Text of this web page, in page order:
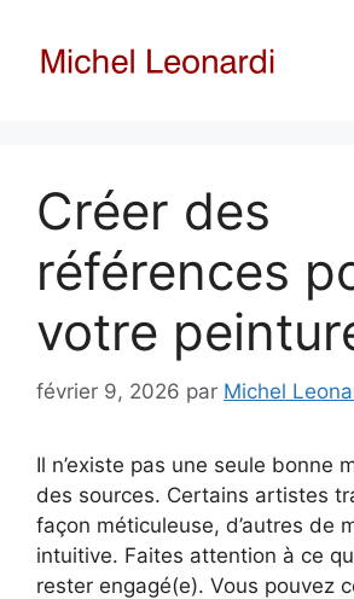
contenu
Créer des
références
votre
février 9, 2026 par Michel
Il n’existe pas une seule bonne
des sources. Certains artistes
façon méticuleuse, d’autres de
intuitive. Faites attention à ce
rester engagé(e). Vous pouvez